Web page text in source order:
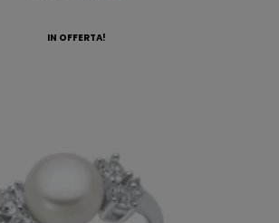
IN OFFERTA!